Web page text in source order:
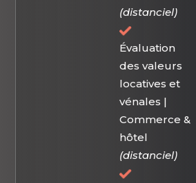
(distanciel)
Évaluation
des valeurs
locatives et
vénales |
Commerce &
hôtel
(distanciel)